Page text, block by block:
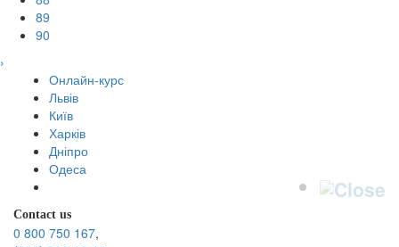
89
90
›
Онлайн-курс
Львів
Київ
Харків
Дніпро
Одеса
Contact us
0 800 750 167,